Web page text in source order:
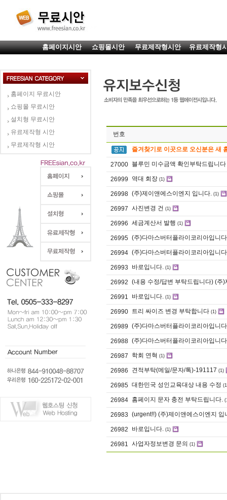
홈페이지시안 쇼핑몰시안 무료제작형시안 유료제작형
홈페이지 무료시안
쇼핑몰 무료시안
설치형 무료시안
유료제작형 시안
무료제작형 시안
번호
즐겨찾기로 이곳으로 오신분은 새
27000 블루민 미수금액 확인부탁드립니다
26999 역대 회장 (1)
26998 (주)제이앤에스이엔지 입니다. (1)
26997 사진변경 건 (1)
26996 세금계산서 발행 (1)
26995 (주)다마스버터플라이코리아입니
26994 (주)다마스버터플라이코리아입니
26993 바로입니다. (1)
26992 (내용 수정/답변 부탁드립니다) (주
26991 바로입니다. (1)
26990 트리 싸이즈 변경 부탁합니다 (1)
26989 (주)다마스버터플라이코리아입니
26988 (주)다마스버터플라이코리아입니
26987 학회 연혁 (1)
26986 견적부탁(메일/문자/톡)-191117 (1)
26985 대한민국 성인교육대상 내용 수정
26984 홈페이지 문자 충전 부탁드립니다.
26983 (urgent!!) (주)제이앤에스이엔지 입
26982 바로입니다. (1)
26981 사업자정보변경 문의 (1)